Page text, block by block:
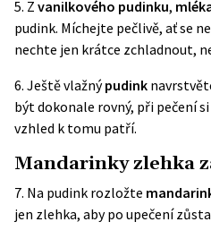
5. Z vanilkového pudinku,
pudink. Míchejte pečlivě, ať se
nechte jen krátce zchladnout,
6. Ještě vlažnýpudink
být dokonale rovný, při pečení
vzhled k tomu patří.
Mandarinky zlehka
7. Na pudink rozložte
jen zlehka, aby po upečení